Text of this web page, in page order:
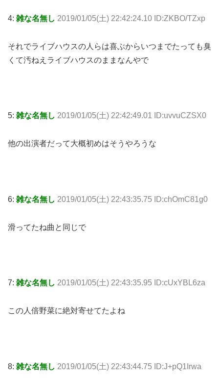
4: 雑な名無し 2019/01/05(土) 22:42:24.10 ID:ZKBO/TZxp
それでライブハウスの人らは喜ぶからいつまでたっても臭
くて汚ねえライブハウスのままなんやで
5: 雑な名無し 2019/01/05(土) 22:42:49.01 ID:uvvuCZSX0
他の出演者だって大概初めはそうやろうな
6: 雑な名無し 2019/01/05(土) 22:43:35.75 ID:chOmC81g0
滑ってたね曲と同じで
7: 雑な名無し 2019/01/05(土) 22:43:35.95 ID:cUxYBL6za
この人倍野菜に絶対寄せてたよね
8: 雑な名無し 2019/01/05(土) 22:43:44.75 ID:J+pQ1Irwa